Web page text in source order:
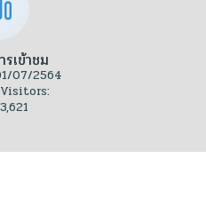
เข้าชม
07/2564